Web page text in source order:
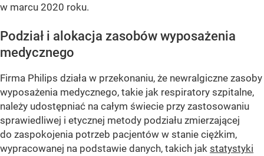
w marcu 2020 roku.
Podział i alokacja zasobów wyposażenia
medycznego
Firma Philips działa w przekonaniu, że newralgiczne zasoby
wyposażenia medycznego, takie jak respiratory szpitalne,
należy udostępniać na całym świecie przy zastosowaniu
sprawiedliwej i etycznej metody podziału zmierzającej
do zaspokojenia potrzeb pacjentów w stanie ciężkim,
wypracowanej na podstawie danych, takich jak statystyki